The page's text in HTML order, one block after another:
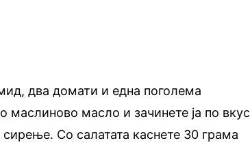
два домати и една поголема
маслиново масло и зачинете ја по
Со салатата каснете 30 грама